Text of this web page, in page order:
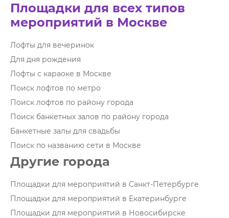
Площадки для всех типов
мероприятий в Москве
Лофты для вечеринок
Для дня рождения
Лофты с караоке в Москве
Поиск лофтов по метро
Поиск лофтов по району города
Поиск банкетных залов по району города
Банкетные залы для свадьбы
Поиск по названию сети в Москве
Другие города
Площадки для мероприятий в Санкт-Петербурге
Площадки для мероприятий в Екатеринбурге
Площадки для мероприятий в Новосибирске